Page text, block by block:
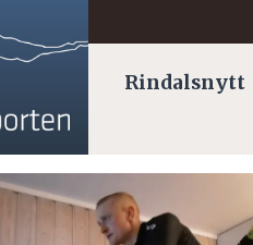
Rindalsnytt